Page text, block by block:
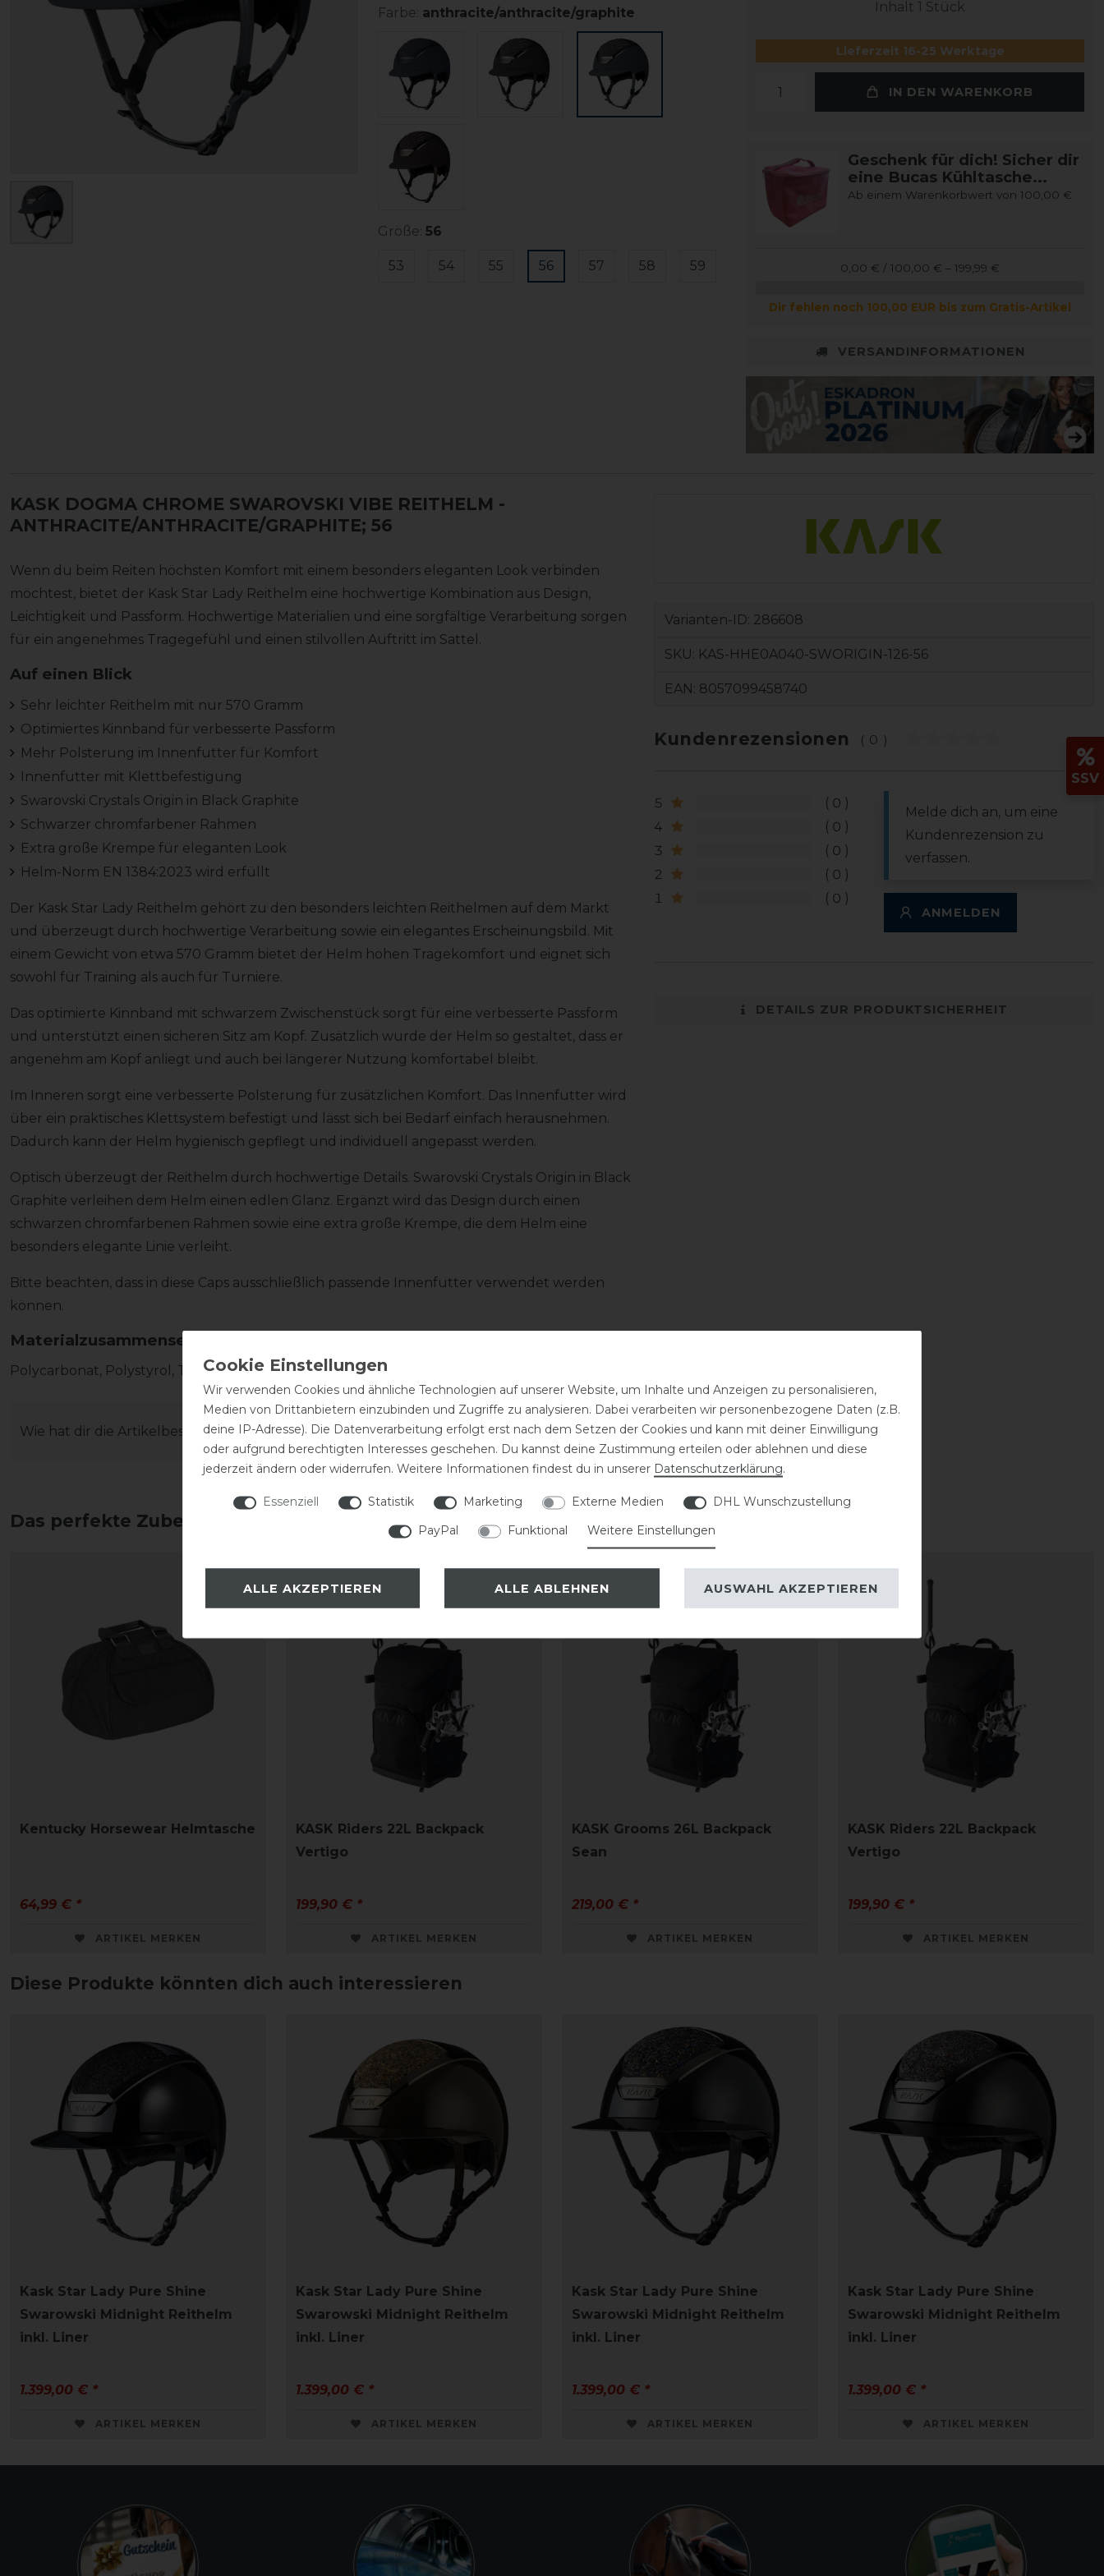
Farbe: anthracite/anthracite/graphite
Größe: 56
53 54 55 56 57 58 59
Inhalt 1 Stück
Lieferzeit 16-25 Werktage
IN DEN WARENKORB
Geschenk für dich! Sicher dir
eine Bucas Kühltasche...
Ab einem Warenkorbwert von 100,00 €
0,00 € / 100,00 € – 199,99 €
Dir fehlen noch 100,00 EUR bis zum Gratis-Artikel
VERSANDINFORMATIONEN
KASK DOGMA CHROME SWAROVSKI VIBE REITHELM -
ANTHRACITE/ANTHRACITE/GRAPHITE; 56
Wenn du beim Reiten höchsten Komfort mit einem besonders eleganten Look verbinden
möchtest, bietet der Kask Star Lady Reithelm eine hochwertige Kombination aus Design,
Leichtigkeit und Passform. Hochwertige Materialien und eine sorgfältige Verarbeitung sorgen
für ein angenehmes Tragegefühl und einen stilvollen Auftritt im Sattel.
Auf einen Blick
Sehr leichter Reithelm mit nur 570 Gramm
Optimiertes Kinnband für verbesserte Passform
Mehr Polsterung im Innenfutter für Komfort
Innenfutter mit Klettbefestigung
Swarovski Crystals Origin in Black Graphite
Schwarzer chromfarbener Rahmen
Extra große Krempe für eleganten Look
Helm-Norm EN 1384:2023 wird erfüllt
Der Kask Star Lady Reithelm gehört zu den besonders leichten Reithelmen auf dem Markt
und überzeugt durch hochwertige Verarbeitung sowie ein elegantes Erscheinungsbild. Mit
einem Gewicht von etwa 570 Gramm bietet der Helm hohen Tragekomfort und eignet sich
sowohl für Training als auch für Turniere.
Das optimierte Kinnband mit schwarzem Zwischenstück sorgt für eine verbesserte Passform
und unterstützt einen sicheren Sitz am Kopf. Zusätzlich wurde der Helm so gestaltet, dass er
angenehm am Kopf anliegt und auch bei längerer Nutzung komfortabel bleibt.
Im Inneren sorgt eine verbesserte Polsterung für zusätzlichen Komfort. Das Innenfutter wird
über ein praktisches Klettsystem befestigt und lässt sich bei Bedarf einfach herausnehmen.
Dadurch kann der Helm hygienisch gepflegt und individuell angepasst werden.
Optisch überzeugt der Reithelm durch hochwertige Details. Swarovski Crystals Origin in Black
Graphite verleihen dem Helm einen edlen Glanz. Ergänzt wird das Design durch einen
schwarzen chromfarbenen Rahmen sowie eine extra große Krempe, die dem Helm eine
besonders elegante Linie verleiht.
Bitte beachten, dass in diese Caps ausschließlich passende Innenfutter verwendet werden
können.
Materialzusammensetzung
Polycarbonat, Polystyrol, Textilfutter
Wie hat dir die Artikelbeschreibung gefallen?
Varianten-ID: 286608
SKU: KAS-HHE0A040-SWORIGIN-126-56
EAN: 8057099458740
Kundenrezensionen (0)
5
0
4
0
3
0
2
0
1
0
Melde dich an, um eine
Kundenrezension zu
verfassen.
ANMELDEN
DETAILS ZUR PRODUKTSICHERHEIT
Das perfekte Zubehör für dich
Kentucky Horsewear Helmtasche
64,99 € *
ARTIKEL MERKEN
KASK Riders 22L Backpack
Vertigo
199,90 € *
ARTIKEL MERKEN
KASK Grooms 26L Backpack
Sean
219,00 € *
ARTIKEL MERKEN
KASK Riders 22L Backpack
Vertigo
199,90 € *
ARTIKEL MERKEN
Diese Produkte könnten dich auch interessieren
Kask Star Lady Pure Shine
Swarowski Midnight Reithelm
inkl. Liner
1.399,00 € *
ARTIKEL MERKEN
Kask Star Lady Pure Shine
Swarowski Midnight Reithelm
inkl. Liner
1.399,00 € *
ARTIKEL MERKEN
Kask Star Lady Pure Shine
Swarowski Midnight Reithelm
inkl. Liner
1.399,00 € *
ARTIKEL MERKEN
Kask Star Lady Pure Shine
Swarowski Midnight Reithelm
inkl. Liner
1.399,00 € *
ARTIKEL MERKEN
SSV
Wir verwenden Cookies und ähnliche Technologien auf unserer Website, um Inhalte und Anzeigen zu personalisieren,
Medien von Drittanbietern einzubinden und Zugriffe zu analysieren. Dabei verarbeiten wir personenbezogene Daten (z.B.
deine IP-Adresse). Die Datenverarbeitung erfolgt erst nach dem Setzen der Cookies und kann mit deiner Einwilligung
oder aufgrund berechtigten Interesses geschehen. Du kannst deine Zustimmung erteilen oder ablehnen und diese
jederzeit ändern oder widerrufen. Weitere Informationen findest du in unserer Daten­schutz­erklärung.
Essenziell Statistik Marketing Externe Medien
DHL Wunschzustellung
PayPal
Funktional Weitere Einstellungen
ALLE AKZEPTIEREN ALLE ABLEHNEN AUSWAHL AKZEPTIEREN